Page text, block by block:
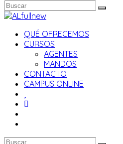
QUÉ OFRECEMOS
CURSOS
AGENTES
MANDOS
CONTACTO
CAMPUS ONLINE